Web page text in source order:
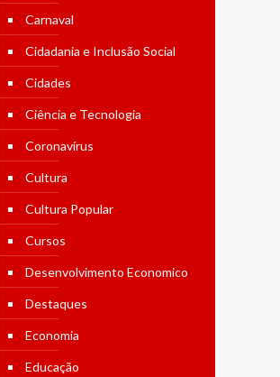
Carnaval
Cidadania e Inclusão Social
Cidades
Ciência e Tecnologia
Coronavírus
Cultura
Cultura Popular
Cursos
Desenvolvimento Economico
Destaques
Economia
Educação